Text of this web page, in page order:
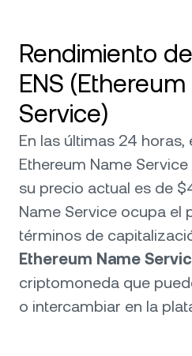
Rendimiento
ENS
Service)
En las últimas 24 horas,
Ethereum Name
su precio actual es de
Name Service ocupa el
términos de
Ethereum Name
criptomoneda que
o intercambiar en la